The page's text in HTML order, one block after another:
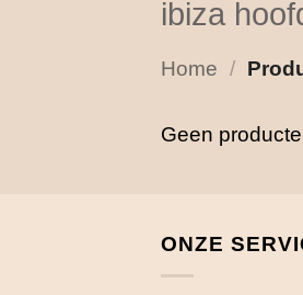
ibiza
Home /
Geen
ONZE